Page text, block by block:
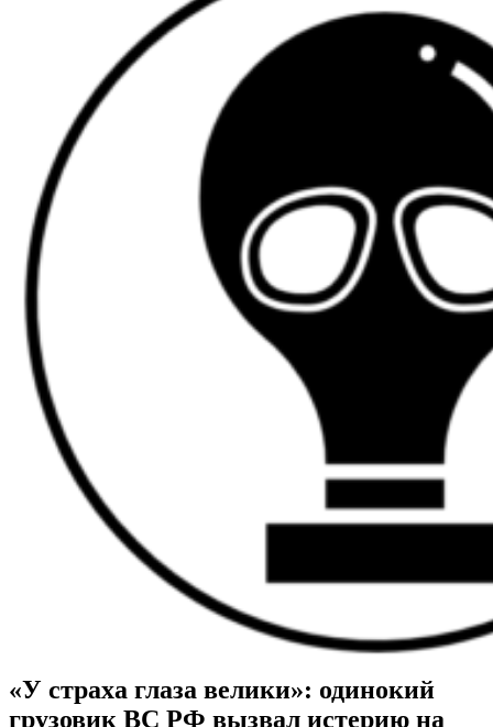
ВОЕННЫЕ СТРАНИЦЫ
СТАТЬИ ВОЕННОЙ ТЕМАТИКИ
«У страха глаза велики»: одинокий
грузовик ВС РФ вызвал истерию на